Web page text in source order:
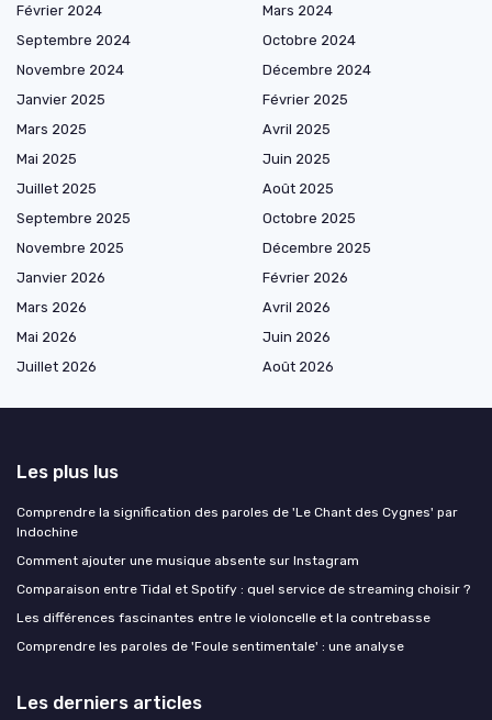
Février 2024
Mars 2024
Septembre 2024
Octobre 2024
Novembre 2024
Décembre 2024
Janvier 2025
Février 2025
Mars 2025
Avril 2025
Mai 2025
Juin 2025
Juillet 2025
Août 2025
Septembre 2025
Octobre 2025
Novembre 2025
Décembre 2025
Janvier 2026
Février 2026
Mars 2026
Avril 2026
Mai 2026
Juin 2026
Juillet 2026
Août 2026
Les plus lus
Comprendre la signification des paroles de 'Le Chant des Cygnes' par
Indochine
Comment ajouter une musique absente sur Instagram
Comparaison entre Tidal et Spotify : quel service de streaming choisir ?
Les différences fascinantes entre le violoncelle et la contrebasse
Comprendre les paroles de 'Foule sentimentale' : une analyse
Les derniers articles